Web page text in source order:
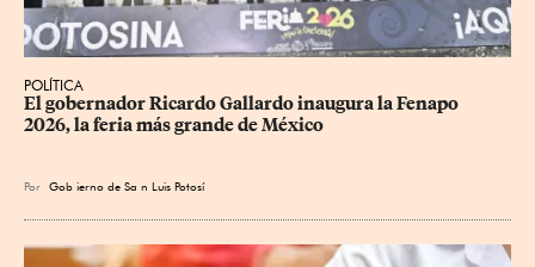
POLÍTICA
​El gobernador Ricardo Gallardo inaugura la Fenapo
2026, la feria más grande de México
Por Gob ierno de Sa n Luis Potosí